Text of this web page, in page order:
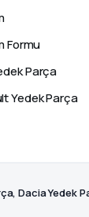
Formu
Parça
Yedek Parça
Dacia Yedek